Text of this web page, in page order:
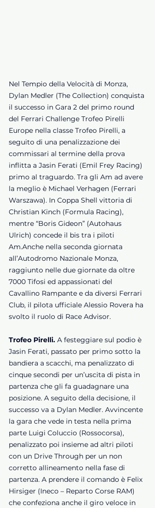
Nel Tempio della Velocità di Monza,
Dylan Medler (The Collection) conquista
il successo in Gara 2 del primo round
del Ferrari Challenge Trofeo Pirelli
Europe nella classe Trofeo Pirelli, a
seguito di una penalizzazione dei
commissari al termine della prova
inflitta a Jasin Ferati (Emil Frey Racing)
primo al traguardo. Tra gli Am ad avere
la meglio è Michael Verhagen (Ferrari
Warszawa). In Coppa Shell vittoria di
Christian Kinch (Formula Racing),
mentre “Boris Gideon” (Autohaus
Ulrich) concede il bis tra i piloti
Am.Anche nella seconda giornata
all’Autodromo Nazionale Monza,
raggiunto nelle due giornate da oltre
7000 Tifosi ed appassionati del
Cavallino Rampante e da diversi Ferrari
Club, il pilota ufficiale Alessio Rovera ha
svolto il ruolo di Race Advisor.
Trofeo Pirelli. A festeggiare sul podio è
Jasin Ferati, passato per primo sotto la
bandiera a scacchi, ma penalizzato di
cinque secondi per un’uscita di pista in
partenza che gli fa guadagnare una
posizione. A seguito della decisione, il
successo va a Dylan Medler. Avvincente
la gara che vede in testa nella prima
parte Luigi Coluccio (Rossocorsa),
penalizzato poi insieme ad altri piloti
con un Drive Through per un non
corretto allineamento nella fase di
partenza. A prendere il comando è Felix
Hirsiger (Ineco – Reparto Corse RAM)
che confeziona anche il giro veloce in